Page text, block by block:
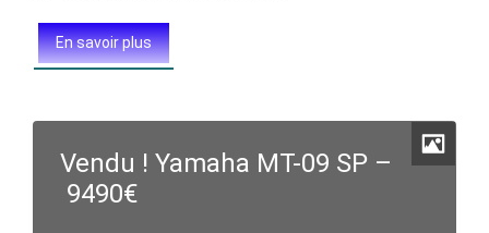
En savoir plus
Vendu ! Yamaha MT-09 SP –
9490€